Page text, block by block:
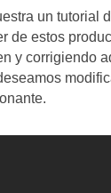
un tutorial
de estos
y corrigiendo